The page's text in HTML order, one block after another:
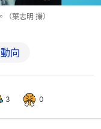
葉志明 攝）
向
3 0